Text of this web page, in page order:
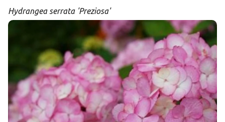
Hydrangea serrata 'Preziosa'